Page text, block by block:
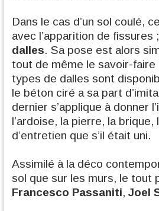
Dans le cas d’un sol coulé,
avec l’apparition de
dalles. Sa pose est alors
tout de même le savoir-faire
types de dalles sont
le béton ciré a sa part
dernier s’applique à donner
l’ardoise, la pierre, la
d’entretien que s’il était uni.
Assimilé à la déco
sol que sur les murs, le tout
Francesco Passaniti, Joel